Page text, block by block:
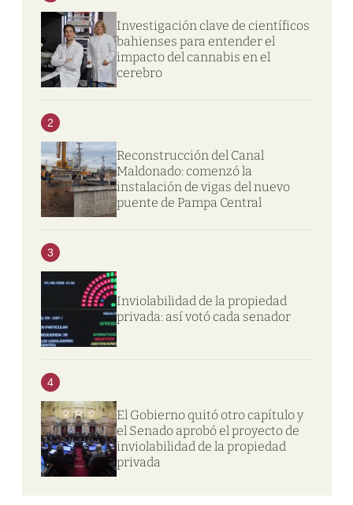
Investigación clave de científicos
bahienses para entender el
impacto del cannabis en el
cerebro
2
Reconstrucción del Canal
Maldonado: comenzó la
instalación de vigas del nuevo
puente de Pampa Central
3
Inviolabilidad de la propiedad
privada: así votó cada senador
4
El Gobierno quitó otro capítulo y
el Senado aprobó el proyecto de
inviolabilidad de la propiedad
privada